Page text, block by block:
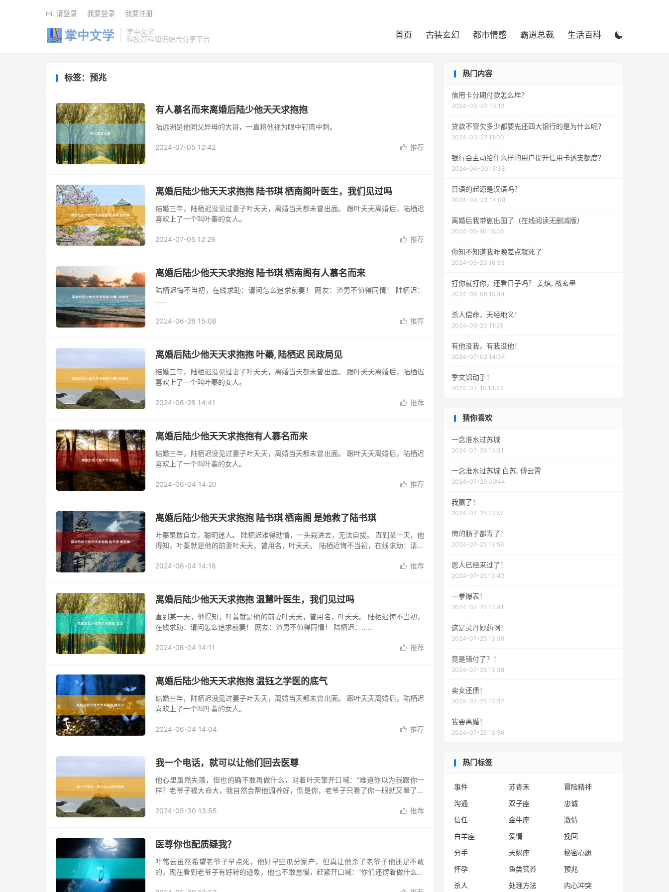
掌中文学
科技百科知识综合分享平台
首页 古装玄幻 都市情感 霸道总裁 生活百科 
Hi, 请登录 我要登录 我要注册
标签：预兆
有人慕名而来离婚后陆少他天天求抱抱
陆远洲是他同父异母的大哥，一直将他视为眼中钉肉中刺。
 推荐
2024-07-05 12:42
离婚后陆少他天天求抱抱 陆书琪 栖南阁叶医生，我们见过吗
结婚三年，陆栖迟没见过妻子叶夭夭，离婚当天都未曾出面。 跟叶夭夭离婚后，陆栖迟
喜欢上了一个叫叶蓁的女人。
 推荐
2024-07-05 12:29
离婚后陆少他天天求抱抱 陆书琪 栖南阁有人慕名而来
陆栖迟悔不当初，在线求助：请问怎么追求前妻！ 网友：渣男不值得同情！ 陆栖迟：
……
 推荐
2024-06-28 15:08
离婚后陆少他天天求抱抱 叶蓁, 陆栖迟 民政局见
结婚三年，陆栖迟没见过妻子叶夭夭，离婚当天都未曾出面。 跟叶夭夭离婚后，陆栖迟
喜欢上了一个叫叶蓁的女人。
 推荐
2024-06-28 14:41
离婚后陆少他天天求抱抱有人慕名而来
结婚三年，陆栖迟没见过妻子叶夭夭，离婚当天都未曾出面。 跟叶夭夭离婚后，陆栖迟
喜欢上了一个叫叶蓁的女人。
 推荐
2024-06-04 14:20
离婚后陆少他天天求抱抱 陆书琪 栖南阁 是她救了陆书琪
叶蓁果敢自立，聪明迷人。 陆栖迟难得动情，一头栽进去，无法自拔。 直到某一天，他
得知，叶蓁就是他的前妻叶夭夭，曾用名，叶夭夭。 陆栖迟悔不当初，在线求助：请问
 推荐
2024-06-04 14:18
离婚后陆少他天天求抱抱 温慧叶医生，我们见过吗
直到某一天，他得知，叶蓁就是他的前妻叶夭夭，曾用名，叶夭夭。 陆栖迟悔不当初，
在线求助：请问怎么追求前妻！ 网友：渣男不值得同情！ 陆栖迟：……
 推荐
2024-06-04 14:11
离婚后陆少他天天求抱抱 温钰之学医的底气
结婚三年，陆栖迟没见过妻子叶夭夭，离婚当天都未曾出面。 跟叶夭夭离婚后，陆栖迟
喜欢上了一个叫叶蓁的女人。
 推荐
2024-06-04 14:04
我一个电话，就可以让他们回去医尊
他心里虽然失落，但也的确不敢再做什么，对着叶天擎开口喊：“难道你以为我跟你一
样？老爷子福大命大，我自然会帮他调养好，倒是你，老爷子只看了你一眼就又晕了过
 推荐
2024-05-30 13:55
医尊你也配质疑我？
叶常云虽然希望老爷子早点死，他好早些瓜分家产，但真让他杀了老爷子他还是不敢
的，现在看到老爷子有好转的迹象，他也不敢怠慢，赶紧开口喊：“你们还愣着做什么！
热门内容
信用卡分期付款怎么样？
2024-03-07 10:12
贷款不管欠多少都要先还四大银行的是为什么呢？
2024-03-22 11:00
银行会主动给什么样的用户提升信用卡透支额度？
2024-04-09 15:38
日语的起源是汉语吗？
2024-04-23 14:08
离婚后我带崽出国了（在线阅读无删减版）
2024-05-10 16:06
你知不知道我昨晚差点就死了
2024-05-23 16:33
打你就打你，还看日子吗？ 姜绾, 战玄墨
2024-06-06 15:44
杀人偿命，天经地义！
2024-06-20 11:25
有他没我，有我没他！
2024-07-02 14:34
季文锦动手！
2024-07-15 13:42
猜你喜欢
一念淮水过苏城
2024-07-26 10:31
一念淮水过苏城 白苏, 傅云霄
2024-07-26 09:44
我赢了！
2024-07-25 13:57
悔的肠子都青了！
2024-07-25 13:56
恩人已经来过了！
2024-07-25 13:42
一拳爆表！
2024-07-25 13:41
这是灵丹妙药啊！
2024-07-25 13:39
竟是错付了？！
2024-07-25 13:38
卖女还债！
2024-07-25 13:37
我要离婚！
2024-07-25 13:36
热门标签
事件 苏青禾
冒险精神
沟通
双子座
忠诚
信任
金牛座
激情
白羊座
爱情
挽回
分手
天蝎座
秘密心愿
怀孕
鱼类营养
预兆
杀人
处理方法 内心冲突